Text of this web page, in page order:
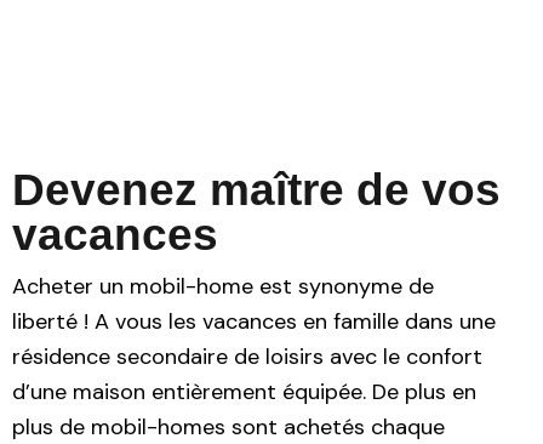
Devenez maître de vos
vacances
Acheter un mobil-home est synonyme de
liberté ! A vous les vacances en famille dans une
résidence secondaire de loisirs avec le confort
d’une maison entièrement équipée. De plus en
plus de mobil-homes sont achetés chaque